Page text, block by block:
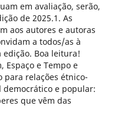
em avaliação, serão,
de 2025.1. As
aos autores e autoras
a todos/as à
Boa leitura!
Espaço e Tempo e
para relações étnico-
democrático e popular:
que vêm das